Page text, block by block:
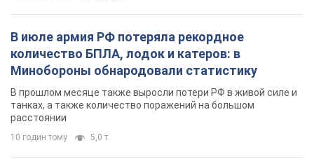
В июле армия РФ потеряла рекордное
количество БПЛА, лодок и катеров: в
Минобороны обнародовали статистику
В прошлом месяце также выросли потери РФ в живой силе и
танках, а также количество поражений на большом
расстоянии
10 годин тому 5,0 т.